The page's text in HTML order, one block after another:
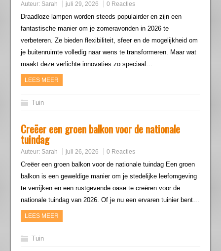
Auteur: Sarah juli 29, 2026 0 Reacties
Draadloze lampen worden steeds populairder en zijn een
fantastische manier om je zomeravonden in 2026 te
verbeteren. Ze bieden flexibiliteit, sfeer en de mogelijkheid om
je buitenruimte volledig naar wens te transformeren. Maar wat
maakt deze verlichte innovaties zo speciaal…
LEES MEER
Tuin
Creëer een groen balkon voor de nationale
tuindag
Auteur: Sarah juli 26, 2026 0 Reacties
Creëer een groen balkon voor de nationale tuindag Een groen
balkon is een geweldige manier om je stedelijke leefomgeving
te verrijken en een rustgevende oase te creëren voor de
nationale tuindag van 2026. Of je nu een ervaren tuinier bent…
LEES MEER
Tuin